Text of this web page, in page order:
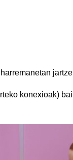
konexioak)